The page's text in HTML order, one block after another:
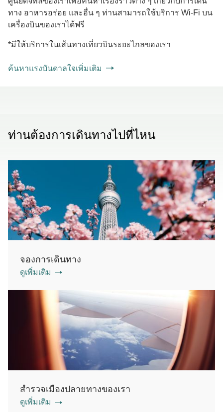
ทาง อาหารอร่อย และอื่น ๆ ท่านสามารถใช้บริการ Wi-Fi บน
เครื่องบินของเราได้ฟรี
*มีให้บริการในเส้นทางเที่ยวบินระยะไกลของเรา
ค้นหาแรงบันดาลใจเพิ่มเติม
ท่านต้องการเดินทางไปที่ไหน
จองการเดินทาง
ดูเพิ่มเติม
สำรวจเมืองปลายทางของเรา
ดูเพิ่มเติม